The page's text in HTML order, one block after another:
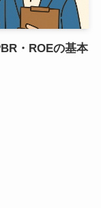
・ROEの基本